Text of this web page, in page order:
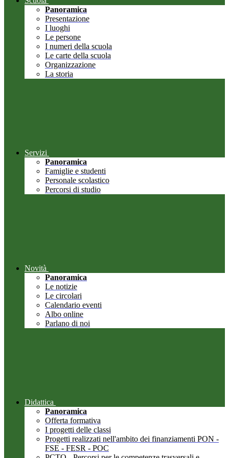
Panoramica
Presentazione
I luoghi
Le persone
I numeri della scuola
Le carte della scuola
Organizzazione
La storia
Servizi
Panoramica
Famiglie e studenti
Personale scolastico
Percorsi di studio
Novità
Panoramica
Le notizie
Le circolari
Calendario eventi
Albo online
Parlano di noi
Didattica
Panoramica
Offerta formativa
I progetti delle classi
Progetti realizzati nell'ambito dei finanziamenti PON -
FSE - FESR - POC